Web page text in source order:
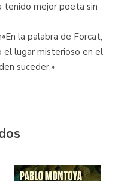
tenido mejor poeta sin
la palabra de Forcat,
el lugar misterioso en el
suceder.»